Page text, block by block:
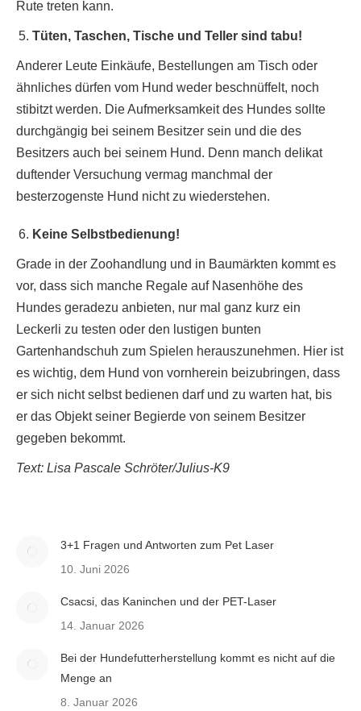
Rute treten kann.
Tüten, Taschen, Tische und Teller sind tabu!
Anderer Leute Einkäufe, Bestellungen am Tisch oder
ähnliches dürfen vom Hund weder beschnüffelt, noch
stibitzt werden. Die Aufmerksamkeit des Hundes sollte
durchgängig bei seinem Besitzer sein und die des
Besitzers auch bei seinem Hund. Denn manch delikat
duftender Versuchung vermag manchmal der
besterzogenste Hund nicht zu wiederstehen.
Keine Selbstbedienung!
Grade in der Zoohandlung und in Baumärkten kommt es
vor, dass sich manche Regale auf Nasenhöhe des
Hundes geradezu anbieten, nur mal ganz kurz ein
Leckerli zu testen oder den lustigen bunten
Gartenhandschuh zum Spielen herauszunehmen. Hier ist
es wichtig, dem Hund von vornherein beizubringen, dass
er sich nicht selbst bedienen darf und zu warten hat, bis
er das Objekt seiner Begierde von seinem Besitzer
gegeben bekommt.
Text: Lisa Pascale Schröter/Julius-K9
3+1 Fragen und Antworten zum Pet Laser
10. Juni 2026
Csacsi, das Kaninchen und der PET-Laser
14. Januar 2026
Bei der Hundefutterherstellung kommt es nicht auf die
Menge an
8. Januar 2026